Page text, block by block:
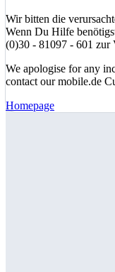
Wir bitten die
Wenn Du Hilfe
(0)30 - 81097 - 601 zur
We apologise for any
contact our mobile.de
Homepage